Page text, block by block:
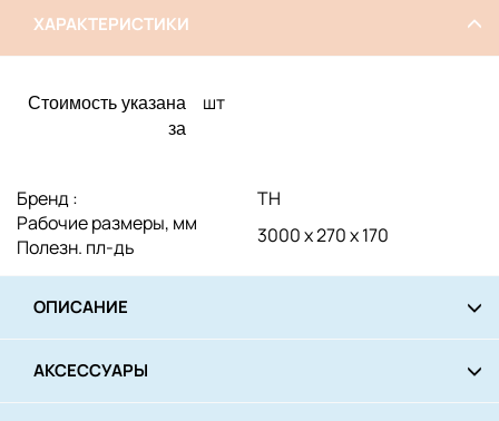
ХАРАКТЕРИСТИКИ
Стоимость указана
за
шт
Бренд :
ТН
Рабочие размеры, мм
Полезн. пл-дь
3000 х 270 х 170
ОПИСАНИЕ
АКСЕССУАРЫ